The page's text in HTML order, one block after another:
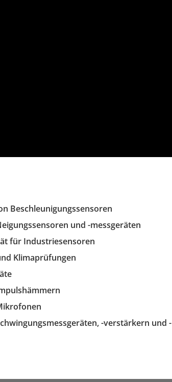
Beschleunigungssensoren
und -messgeräten
für Industriesensoren
Klimaprüfungen
-verstärkern und -